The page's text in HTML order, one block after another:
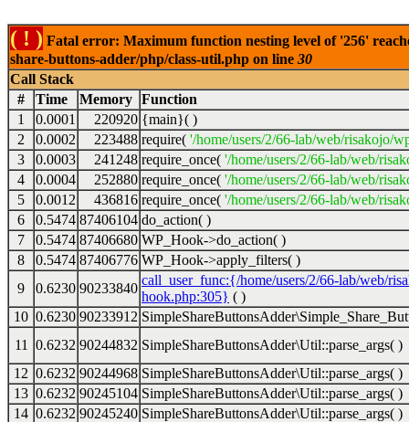
( ! ) Fatal error: Maximum function nesting level of '256'
share-buttons-adder/php/class-util.php on line 30
Call Stack
#
Time Memory Function
1
0.0001 220920 {main}( )
2
0.0002 223488 require( '/home/users/2/66-lab/web/risakojo/
3
0.0003 241248 require_once( '/home/users/2/66-lab/web/
4
0.0004 252880 require_once( '/home/users/2/66-lab/web/
5
0.0012 436816 require_once( '/home/users/2/66-lab/web/
6
0.5474 87406104 do_action( )
7
0.5474 87406680 WP_Hook->do_action( )
8
0.5474 87406776 WP_Hook->apply_filters( )
9
0.6230 90233840
call_user_func:{/home/users/2/66-lab/web/
hook.php:305} ( )
10 0.6230 90233912
11
0.6232 90244832 SimpleShareButtonsAdder\Util::parse_args( )
12 0.6232 90244968 SimpleShareButtonsAdder\Util::parse_args( )
13 0.6232 90245104 SimpleShareButtonsAdder\Util::parse_args( )
14 0.6232 90245240 SimpleShareButtonsAdder\Util::parse_args( )